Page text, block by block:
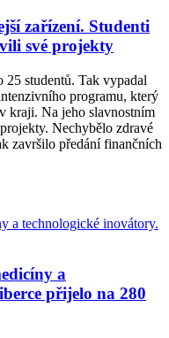
zařízení. Studenti
své projekty
studentů. Tak vypadal
programu, který
kraji. Na jeho slavnostním
Nechybělo zdravé
završilo předání finančních
a
přijelo na 280